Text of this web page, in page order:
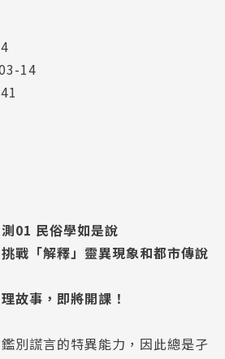
14
01 民俗學如是說
戰「解釋」靈異現象和都市傳說
故事，即將開課！
別謊言的特異能力，因此總是孑